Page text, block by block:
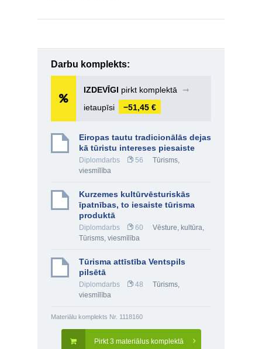
Darbu komplekts:
IZDEVĪGI pirkt komplektā
➞
ietaupīsi
−51,45 €
Eiropas tautu tradicionālās dejas
kā tūristu intereses piesaiste
Diplomdarbs 56
Tūrisms,
viesmīlība
Kurzemes kultūrvēsturiskās
īpatnības, to iesaiste tūrisma
produktā
Diplomdarbs 60 Vēsture, kultūra,
Tūrisms, viesmīlība
Tūrisma attīstība Ventspils
pilsētā
Diplomdarbs 48
Tūrisms,
viesmīlība
Materiālu komplekts Nr. 1118160
Pirkt 3 materiālus komplektā